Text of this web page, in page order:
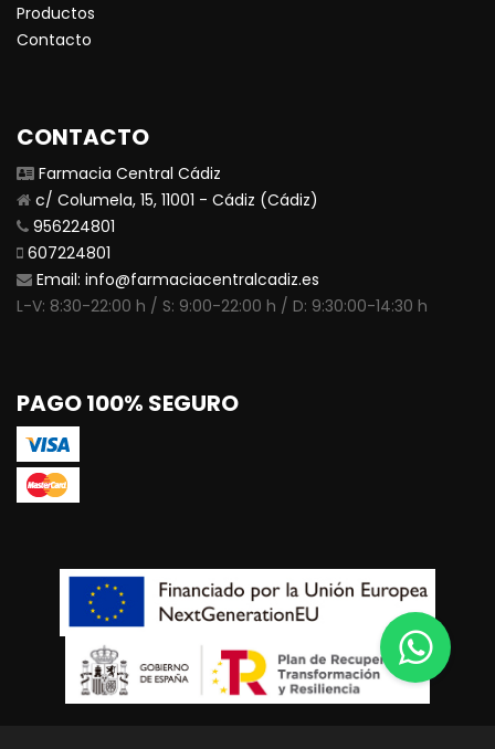
Productos
Contacto
CONTACTO
Farmacia Central Cádiz
c/ Columela, 15, 11001 - Cádiz (Cádiz)
956224801
607224801
Email: info@farmaciacentralcadiz.es
L-V: 8:30-22:00 h / S: 9:00-22:00 h / D: 9:30:00-14:30 h
PAGO 100% SEGURO